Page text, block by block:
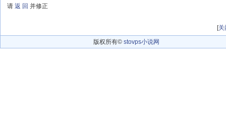
请 返 回 并修正
[关
版权所有© stovps小说网